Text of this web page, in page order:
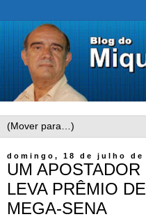
domingo, 18 de julho de
UM
LEVA PRÊMIO
MEGA-SENA